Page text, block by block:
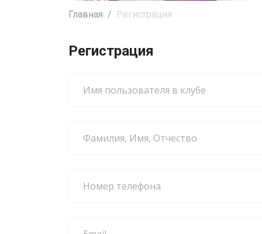
Главная Регистрация
Регистрация